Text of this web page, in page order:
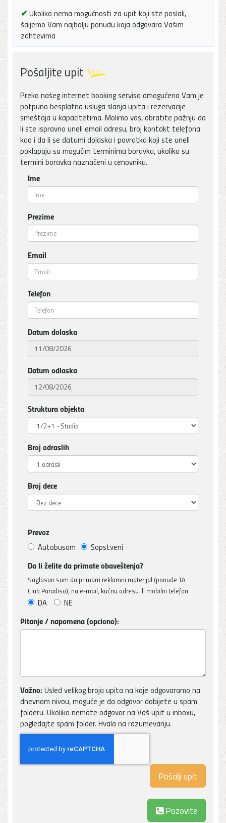
✔ Ukoliko nema mogućnosti za upit koji ste poslali,
šaljemo Vam najbolju ponudu koja odgovara Vašim
zahtevima
Pošaljite upit
Preko našeg internet booking servisa omogućena Vam je
potpuno besplatna usluga slanja upita i rezervacije
smeštaja u kapacitetima. Molimo vas, obratite pažnju da
li ste ispravno uneli email adresu, broj kontakt telefona
kao i da li se datumi dolaska i povratka koji ste uneli
poklapaju sa mogućim terminima boravka, ukoliko su
termini boravka naznačeni u cenovniku.
Ime
Prezime
Email
Telefon
Datum dolaska
Datum odlaska
Struktura objekta
Broj odraslih
Broj dece
Prevoz
Autobusom Sopstveni
Da li želite da primate obaveštenja?
Saglasan sam da primam reklamni materijal (ponude TA
Club Paradiso), na e-mail, kućnu adresu ili mobilni telefon
DA NE
Pitanje / napomena (opciono):
Važno: Usled velikog broja upita na koje odgovaramo na
dnevnom nivou, moguće je da odgovor dobijete u spam
folderu. Ukoliko nemate odgovor na Vaš upit u inboxu,
pogledajte spam folder. Hvala na razumevanju.
Pozovite